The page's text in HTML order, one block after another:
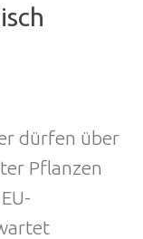
dürfen über
Pflanzen